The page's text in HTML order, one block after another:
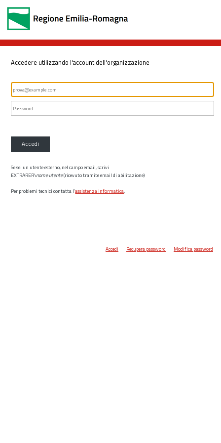
Accedere utilizzando l'account dell'organizzazione
Accedi
Se sei un utente esterno, nel campo email, scrivi
EXTRARER\nome utente(ricevuto tramite email di abilitazione)
Per problemi tecnici contatta l’assistenza informatica.
Accedi Recupera password Modifica password